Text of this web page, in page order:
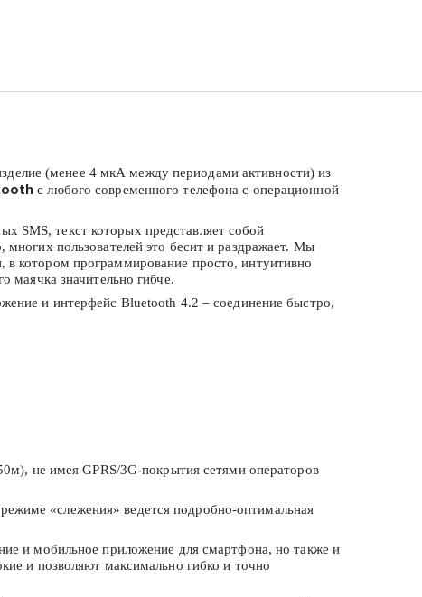
(менее 4 мкА между периодами активности) из
с любого современного телефона с операционной
SMS, текст которых представляет собой
пользователей это бесит и раздражает. Мы
котором программирование просто, интуитивно
маячка значительно гибче.
и интерфейс Bluetooth 4.2 – соединение быстро,
не имея GPRS/3G-покрытия сетями операторов
«слежения» ведется подробно-оптимальная
и мобильное приложение для смартфона, но также и
и позволяют максимально гибко и точно